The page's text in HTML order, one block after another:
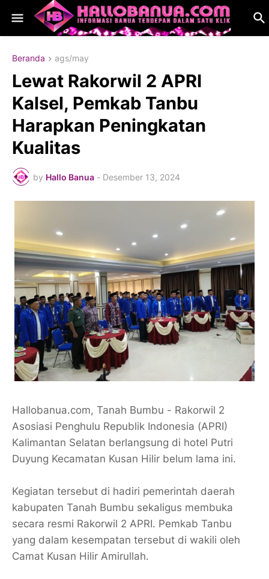
Beranda ags/may
Lewat Rakorwil 2 APRI
Kalsel, Pemkab Tanbu
Harapkan Peningkatan
Kualitas
by Hallo Banua - Desember 13, 2024
Hallobanua.com, Tanah Bumbu - Rakorwil 2
Asosiasi Penghulu Republik Indonesia (APRI)
Kalimantan Selatan berlangsung di hotel Putri
Duyung Kecamatan Kusan Hilir belum lama ini.
Kegiatan tersebut di hadiri pemerintah daerah
kabupaten Tanah Bumbu sekaligus membuka
secara resmi Rakorwil 2 APRI. Pemkab Tanbu
yang dalam kesempatan tersebut di wakili oleh
Camat Kusan Hilir Amirullah.